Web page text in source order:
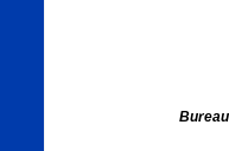
Bureau